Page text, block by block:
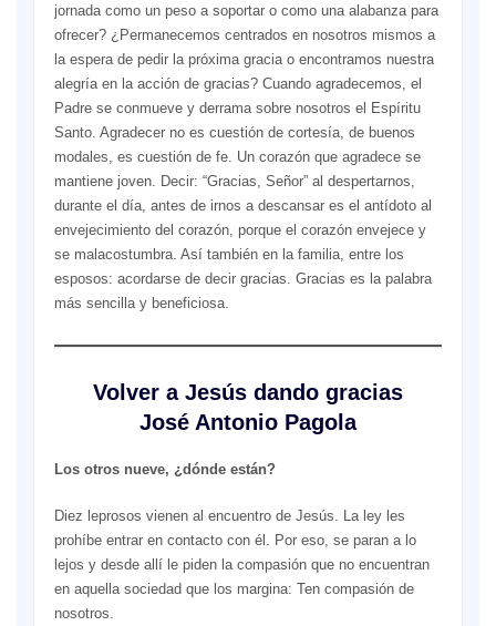
jornada como un peso a soportar o como una alabanza para
ofrecer? ¿Permanecemos centrados en nosotros mismos a
la espera de pedir la próxima gracia o encontramos nuestra
alegría en la acción de gracias? Cuando agradecemos, el
Padre se conmueve y derrama sobre nosotros el Espíritu
Santo. Agradecer no es cuestión de cortesía, de buenos
modales, es cuestión de fe. Un corazón que agradece se
mantiene joven. Decir: “Gracias, Señor” al despertarnos,
durante el día, antes de irnos a descansar es el antídoto al
envejecimiento del corazón, porque el corazón envejece y
se malacostumbra. Así también en la familia, entre los
esposos: acordarse de decir gracias. Gracias es la palabra
más sencilla y beneficiosa.
Volver a Jesús dando gracias
José Antonio Pagola
Los otros nueve, ¿dónde están?
Diez leprosos vienen al encuentro de Jesús. La ley les
prohíbe entrar en contacto con él. Por eso, se paran a lo
lejos y desde allí le piden la compasión que no encuentran
en aquella sociedad que los margina: Ten compasión de
nosotros.